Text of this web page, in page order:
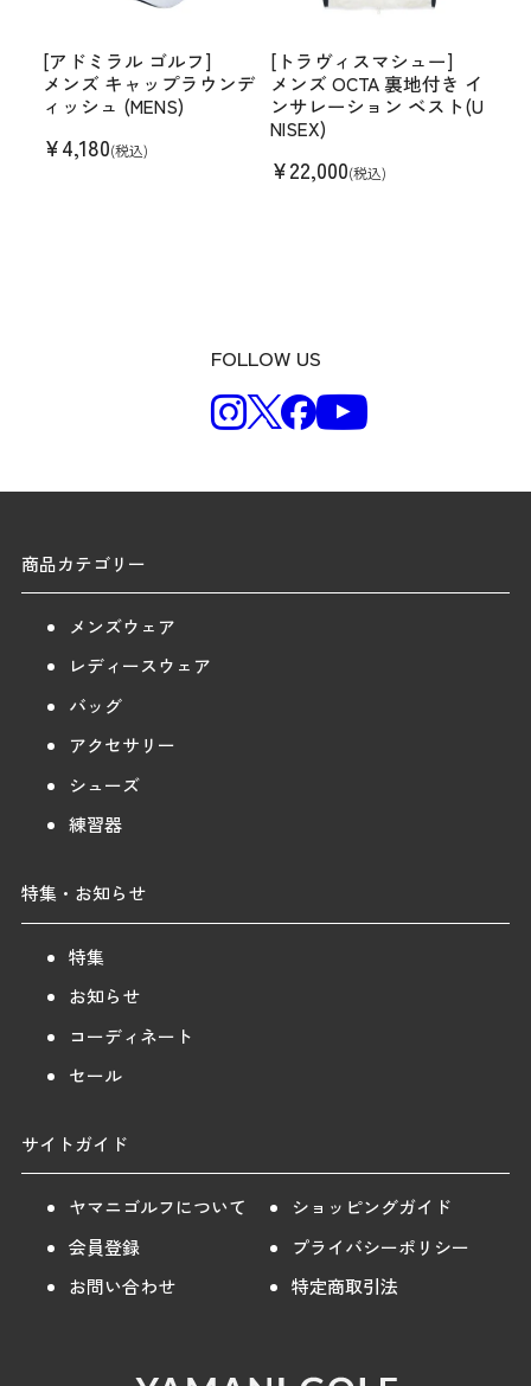
[アドミラル ゴルフ]
メンズ キャップラウンデ
ィッシュ (MENS)
¥4,180(税込)
[トラヴィスマシュー]
メンズ OCTA 裏地付き イ
ンサレーション ベスト(U
NISEX)
¥22,000(税込)
FOLLOW US
商品カテゴリー
メンズウェア
レディースウェア
バッグ
アクセサリー
シューズ
練習器
特集・お知らせ
特集
お知らせ
コーディネート
セール
サイトガイド
ヤマニゴルフについて
ショッピングガイド
会員登録
プライバシーポリシー
お問い合わせ
特定商取引法